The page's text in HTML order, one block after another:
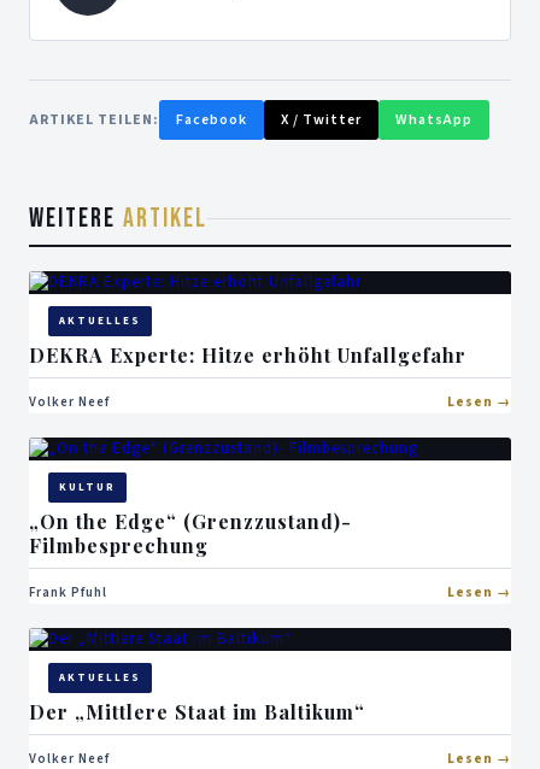
ARTIKEL TEILEN: Facebook X / Twitter WhatsApp
WEITERE ARTIKEL
AKTUELLES
DEKRA Experte: Hitze erhöht Unfallgefahr
Volker Neef Lesen
KULTUR
„On the Edge“ (Grenzzustand)-
Filmbesprechung
Frank Pfuhl Lesen
AKTUELLES
Der „Mittlere Staat im Baltikum“
Volker Neef Lesen